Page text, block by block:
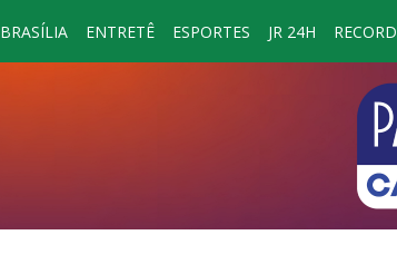
BRASÍLIA ENTRETÊ ESPORTES JR 24H RECORD